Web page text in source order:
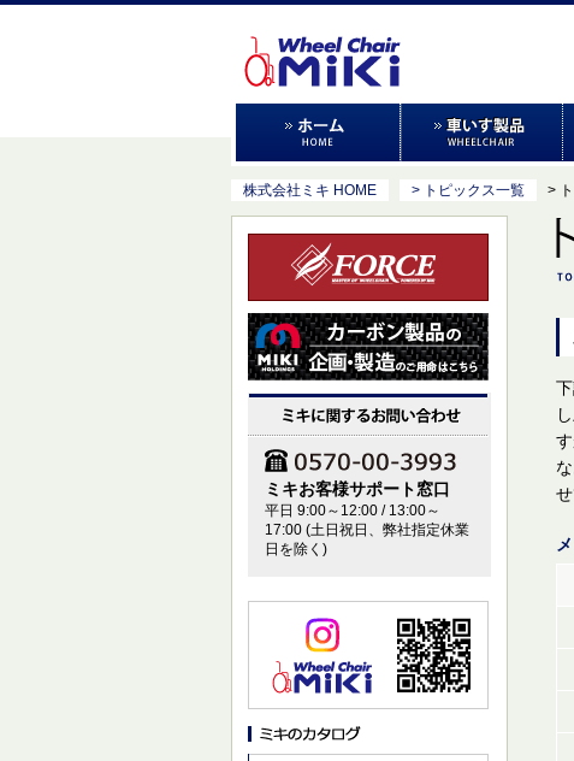
株式会社ミキ HOME > トピックス一覧 >
ミキお客様サポート窓口
平日 9:00～12:00 / 13:00～
17:00 (土日祝日、弊社指定休業
日を除く)